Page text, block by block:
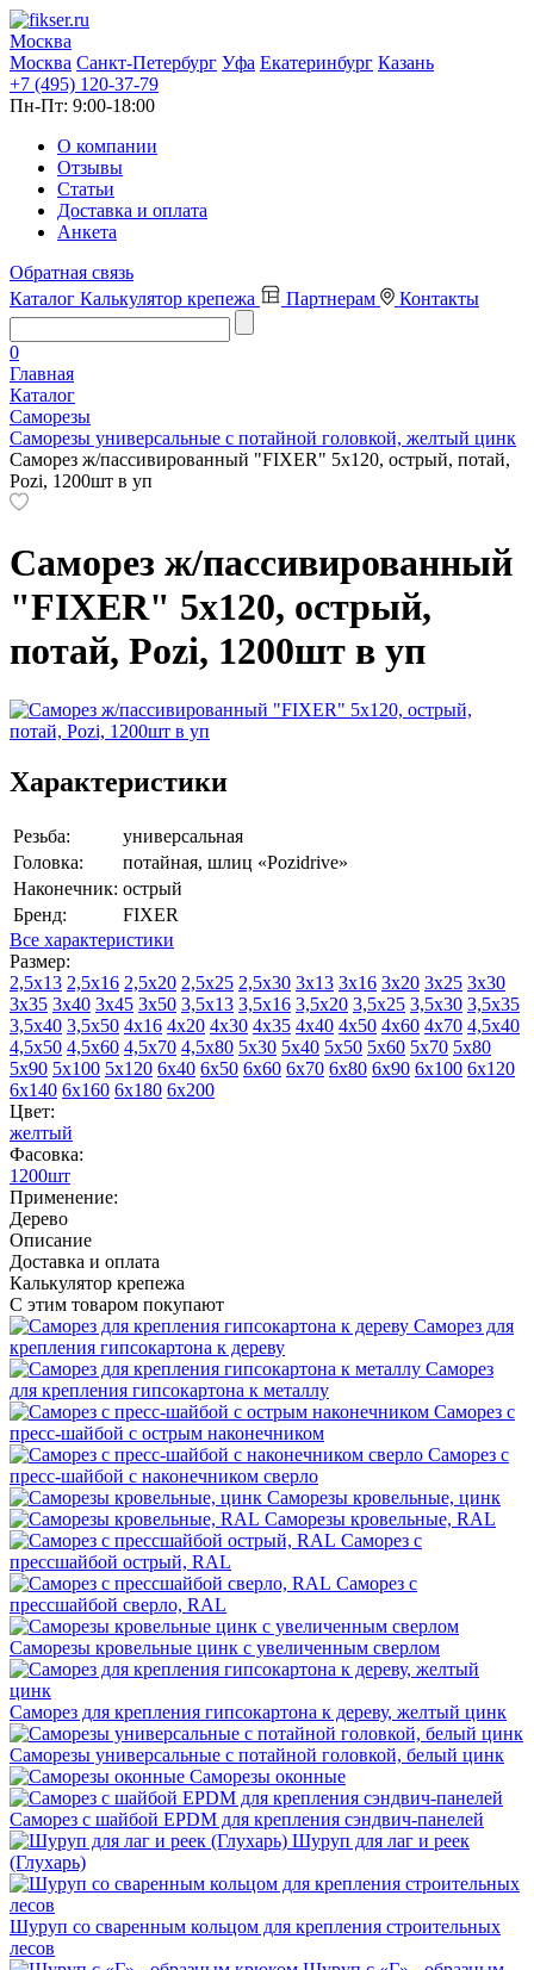
Москва
Москва Санкт-Петербург Уфа Екатеринбург Казань
+7 (495) 120-37-79
Пн-Пт: 9:00-18:00
О компании
Отзывы
Статьи
Доставка и оплата
Анкета
Обратная связь
Каталог Калькулятор крепежа Партнерам Контакты
0
Главная
Каталог
Саморезы
Саморезы универсальные с потайной головкой, желтый цинк
Саморез ж/пассивированный "FIXER" 5х120, острый, потай,
Pozi, 1200шт в уп
Саморез ж/пассивированный
"FIXER" 5х120, острый,
потай, Pozi, 1200шт в уп
Характеристики
Резьба:
универсальная
Головка:
потайная, шлиц «Pozidrive»
Наконечник: острый
Бренд:
FIXER
Все характеристики
Размер:
2,5х13 2,5х16 2,5х20 2,5х25 2,5х30 3х13 3х16 3х20 3х25 3х30
3х35 3х40 3х45 3х50 3,5х13 3,5х16 3,5х20 3,5х25 3,5х30 3,5х35
3,5х40 3,5х50 4х16 4х20 4х30 4х35 4х40 4х50 4х60 4х70 4,5х40
4,5х50 4,5х60 4,5х70 4,5х80 5х30 5х40 5х50 5х60 5х70 5х80
5х90 5х100 5х120 6х40 6х50 6х60 6х70 6х80 6х90 6х100 6х120
6х140 6х160 6х180 6х200
Цвет:
желтый
Фасовка:
1200шт
Применение:
Дерево
Описание
Доставка и оплата
Калькулятор крепежа
С этим товаром покупают
Саморез для
крепления гипсокартона к дереву
Саморез
для крепления гипсокартона к металлу
Саморез с
пресс‑шайбой с острым наконечником
Саморез с
пресс‑шайбой с наконечником сверло
Саморезы кровельные, цинк
Саморезы кровельные, RAL
Саморез с
прессшайбой острый, RAL
Саморез с
прессшайбой сверло, RAL
Саморезы кровельные цинк с увеличенным сверлом
Саморез для крепления гипсокартона к дереву, желтый цинк
Саморезы универсальные с потайной головкой, белый цинк
Саморезы оконные
Саморез с шайбой EPDM для крепления сэндвич-панелей
Шуруп для лаг и реек
(Глухарь)
Шуруп со сваренным кольцом для крепления строительных
лесов